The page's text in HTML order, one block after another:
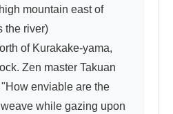
mountain east of
the river)
of Kurakake-yama,
Zen master Takuan
enviable are the
while gazing upon